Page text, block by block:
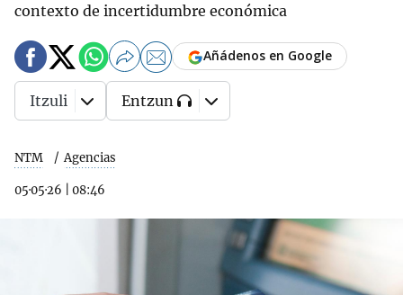
contexto de incertidumbre económica
NTM Agencias
05·05·26 08:46
Añádenos en Google
Itzuli Entzun